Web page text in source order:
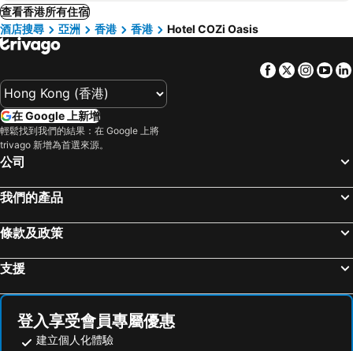
查看香港所有住宿
酒店搜尋
亞洲 香港 香港 Hotel COZi Oasis
Facebook
Twitter
在 Google 上新增
輕鬆找到我們的結果：在 Google 上將
trivago 新增為首選來源。
公司
我們的產品
條款及政策
支援
登入享受會員專屬優惠
建立個人化體驗